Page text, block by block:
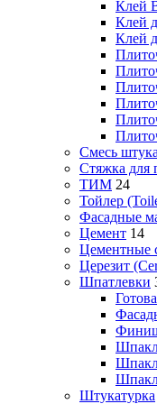
Клей
Клей
Клей
Смесь
Стяжка для
ТИМ 24
Тойлер
Фасадные
Цемент 14
Цементные
Церезит
Шпатлевки
Штукатурка